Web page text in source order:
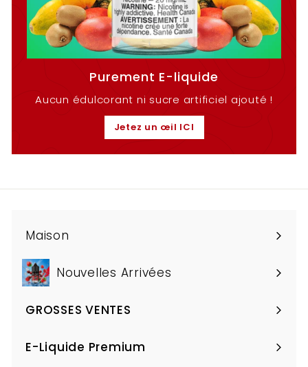
Purement E-liquide
Aucun édulcorant ni sucre artificiel ajouté !
Jetez un œil ICI
Maison
Nouvelles Arrivées
GROSSES VENTES
le
E-Liquide Premium
Ouvrir